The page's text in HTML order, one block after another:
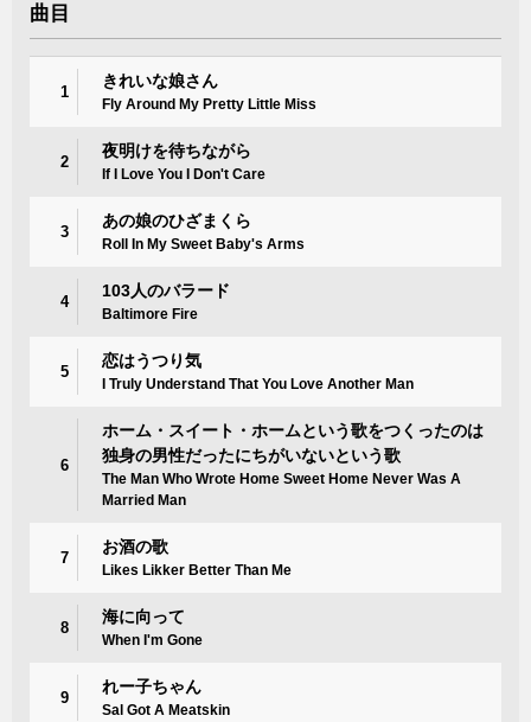
曲目
1
きれいな娘さん
Fly Around My Pretty Little Miss
2
夜明けを待ちながら
If I Love You I Don't Care
3
あの娘のひざまくら
Roll In My Sweet Baby's Arms
4
103人のバラード
Baltimore Fire
5
恋はうつり気
I Truly Understand That You Love Another Man
6
ホーム・スイート・ホームという歌をつくったのは
独身の男性だったにちがいないという歌
The Man Who Wrote Home Sweet Home Never Was A
Married Man
7
お酒の歌
Likes Likker Better Than Me
8
海に向って
When I'm Gone
9
れー子ちゃん
Sal Got A Meatskin